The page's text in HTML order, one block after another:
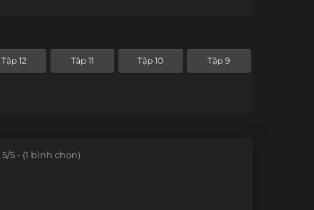
Tập 12 Tập 11 Tập 10 Tập 9
5/5 - (1 bình chọn)